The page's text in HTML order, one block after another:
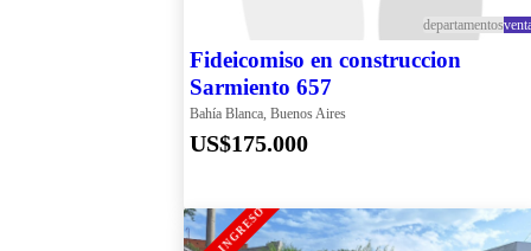
departamentos
Fideicomiso en construccion
Sarmiento 657
Bahía Blanca, Buenos Aires
US$175.000